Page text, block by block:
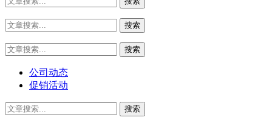
公司动态
促销活动